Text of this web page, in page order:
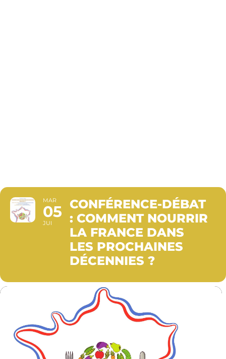
MAR
05
JUI
CONFÉRENCE-DÉBAT
: COMMENT NOURRIR
LA FRANCE DANS
LES PROCHAINES
DÉCENNIES ?